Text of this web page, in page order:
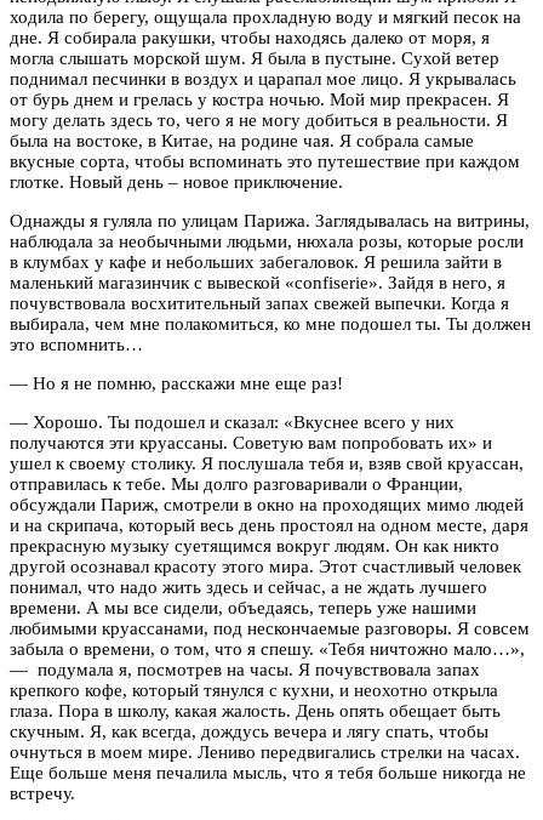
ходила по берегу, ощущала прохладную воду и мягкий песок на
дне. Я собирала ракушки, чтобы находясь далеко от моря, я
могла слышать морской шум. Я была в пустыне. Сухой ветер
поднимал песчинки в воздух и царапал мое лицо. Я укрывалась
от бурь днем и грелась у костра ночью. Мой мир прекрасен. Я
могу делать здесь то, чего я не могу добиться в реальности. Я
была на востоке, в Китае, на родине чая. Я собрала самые
вкусные сорта, чтобы вспоминать это путешествие при каждом
глотке. Новый день – новое приключение.
Однажды я гуляла по улицам Парижа. Заглядывалась на витрины,
наблюдала за необычными людьми, нюхала розы, которые росли
в клумбах у кафе и небольших забегаловок. Я решила зайти в
маленький магазинчик с вывеской «confiserie». Зайдя в него, я
почувствовала восхитительный запах свежей выпечки. Когда я
выбирала, чем мне полакомиться, ко мне подошел ты. Ты должен
это вспомнить…
— Но я не помню, расскажи мне еще раз!
— Хорошо. Ты подошел и сказал: «Вкуснее всего у них
получаются эти круассаны. Советую вам попробовать их» и
ушел к своему столику. Я послушала тебя и, взяв свой круассан,
отправилась к тебе. Мы долго разговаривали о Франции,
обсуждали Париж, смотрели в окно на проходящих мимо людей
и на скрипача, который весь день простоял на одном месте, даря
прекрасную музыку суетящимся вокруг людям. Он как никто
другой осознавал красоту этого мира. Этот счастливый человек
понимал, что надо жить здесь и сейчас, а не ждать лучшего
времени. А мы все сидели, объедаясь, теперь уже нашими
любимыми круассанами, под нескончаемые разговоры. Я совсем
забыла о времени, о том, что я спешу. «Тебя ничтожно мало…»,
— подумала я, посмотрев на часы. Я почувствовала запах
крепкого кофе, который тянулся с кухни, и неохотно открыла
глаза. Пора в школу, какая жалость. День опять обещает быть
скучным. Я, как всегда, дождусь вечера и лягу спать, чтобы
очнуться в моем мире. Лениво передвигались стрелки на часах.
Еще больше меня печалила мысль, что я тебя больше никогда не
встречу.